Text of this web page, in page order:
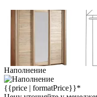
Наполнение
{{price | formatPrice}}*